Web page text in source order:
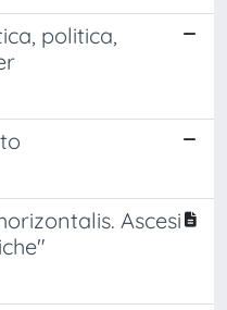
politica,
Ascesi